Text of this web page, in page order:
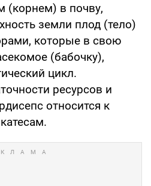
(корнем) в почву,
земли плод (тело)
которые в свою
(бабочку),
цикл.
ресурсов и
относится к